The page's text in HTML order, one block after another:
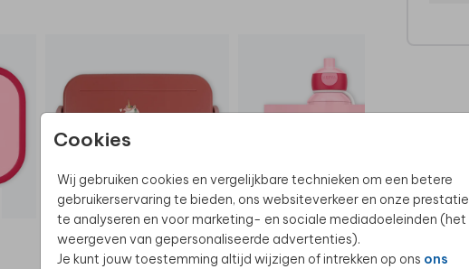
Cookies
Wij gebruiken cookies en vergelijkbare technieken om een betere
gebruikerservaring te bieden, ons websiteverkeer en onze
te analyseren en voor marketing- en sociale mediadoeleinden (het
weergeven van gepersonaliseerde advertenties).
Je kunt jouw toestemming altijd wijzigen of intrekken op ons ons
BROODTROMMEL MEPAL DRINKBEKER